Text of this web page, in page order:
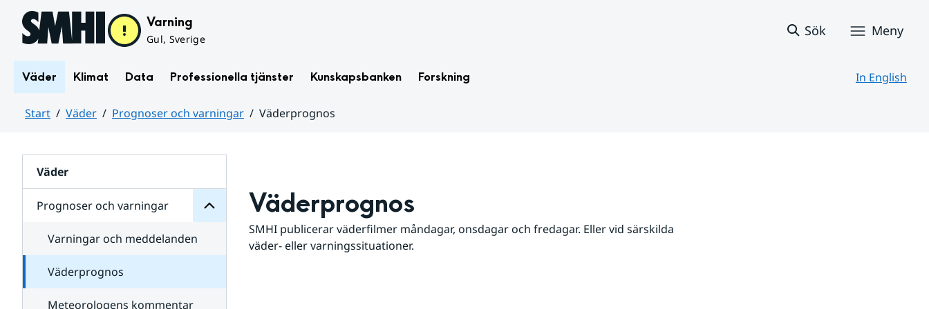
Hoppa till sidans innehåll Varning
Gul, Sverige
Sök Meny
Väder Klimat Data Professionella tjänster Kunskapsbanken Forskning In English
Start Väder Prognoser och varningar
Väderprognos
Väder
Prognoser och varningar
för
varningar
Varningar och meddelanden
Väderprognos
Meteorologens kommentar
Väderprognos
SMHI publicerar väderfilmer måndagar, onsdagar och fredagar. Eller vid särskilda
väder- eller varningssituationer.